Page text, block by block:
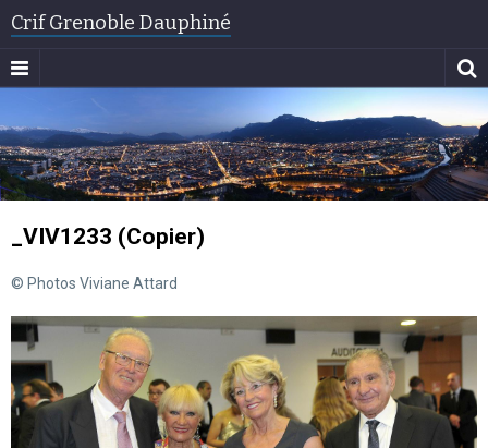
Crif Grenoble Dauphiné
_VIV1233 (Copier)
© Photos Viviane Attard